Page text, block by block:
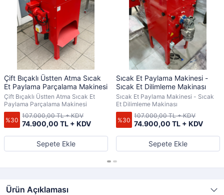
Çift Bıçaklı Üstten Atma Sıcak
Et Paylama Parçalama Makinesi
Çift Bıçaklı Üstten Atma Sıcak Et
Paylama Parçalama Makinesi
%30 74.900,00 TL + KDV
107.000,00 TL + KDV
Sepete Ekle
Sıcak Et Paylama Makinesi -
Sıcak Et Dilimleme Makinası
Sıcak Et Paylama Makinesi - Sıcak
Et Dilimleme Makinası
%30 74.900,00 TL + KDV
107.000,00 TL + KDV
Sepete Ekle
Ürün Açıklaması